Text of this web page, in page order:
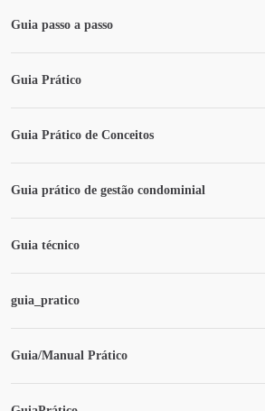
Guia passo a passo
Guia Prático
Guia Prático de Conceitos
Guia prático de gestão condominial
Guia técnico
guia_pratico
Guia/Manual Prático